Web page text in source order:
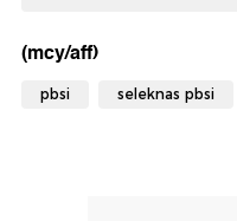
(mcy/aff)
pbsi seleknas pbsi